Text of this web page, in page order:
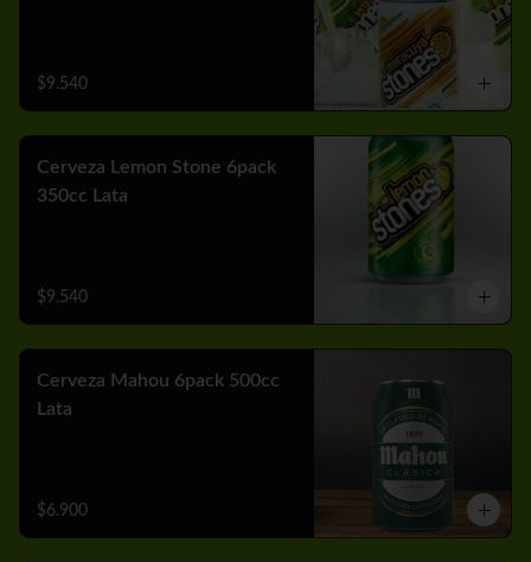
$9.540
Cerveza Lemon Stone 6pack
350cc Lata
$9.540
Cerveza Mahou 6pack 500cc
Lata
$6.900